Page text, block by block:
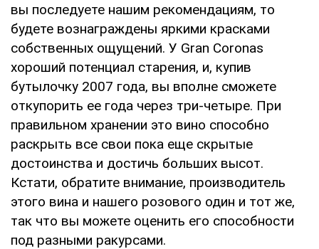
вы последуете нашим рекомендациям, то
будете вознаграждены яркими красками
собственных ощущений. У Gran Coronas
хороший потенциал старения, и, купив
бутылочку 2007 года, вы вполне сможете
откупорить ее года через три-четыре. При
правильном хранении это вино способно
раскрыть все свои пока еще скрытые
достоинства и достичь больших высот.
Кстати, обратите внимание, производитель
этого вина и нашего розового один и тот же,
так что вы можете оценить его способности
под разными ракурсами.